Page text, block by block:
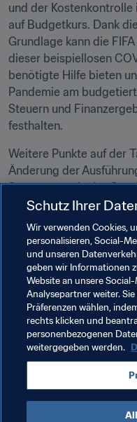
und der
auf Budgetkurs. Dank
Grundlage kann die
dieser beispiellosen
benötigte Hilfe bieten
Pandemie am
Steuern und
festhalten.
Weitere Punkte auf der
Änderung der
Statuten sowie der
sind auch auf den
Der FIFA-Kongress
Anschluss findet eine
Informationen zu den
einem späteren
Verwandte
FIFA-Kongress
Schutz Ihrer
Wir verwenden Cookies,
personalisieren, Social-
und unseren
geben wir Informationen
Website an unsere
Analysepartner weiter.
Präferenzen wählen,
rechts klicken und
personenbezogenen
weitergegeben werden.